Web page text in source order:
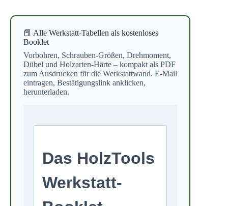
📕 Alle Werkstatt-Tabellen als kostenloses
Booklet
Vorbohren, Schrauben-Größen, Drehmoment,
Dübel und Holzarten-Härte – kompakt als PDF
zum Ausdrucken für die Werkstattwand. E-Mail
eintragen, Bestätigungslink anklicken,
herunterladen.